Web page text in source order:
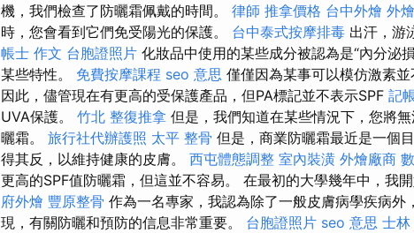
機，我們檢查了防曬霜佩戴的時間。 律師 推拿價格 台中外燴 外
時，您會看到它們免受陽光的保護。 台中泰式按摩排毒 出汗，游
帳士 作文 台胞證照片 化妝品中使用的某些成分被認為是“內分泌
某些特性。 免費按摩課程 seo 意思 僅僅因為某事可以模仿激素並
因此，儘管現在有更高的受保護產品，但PA標記並不表示SPF 記
UVA保護。 竹北 整復推拿 但是，我們知道在某些情況下，您將
曬霜。 旅行社代辦護照 太平 整骨 但是，商業防曬霜最近是一個
得其反，以維持健康的皮膚。 西屯體態調整 室內裝潢 外燴廠商
更高的SPF值防曬霜，但這並不容易。 在最初的大學幾年中，我
府外燴 豐原整骨 作為一名專家，我認為除了一般皮膚病學疾病外
現，有關防曬和預防的信息非常重要。 台胞證照片 seo 意思 士